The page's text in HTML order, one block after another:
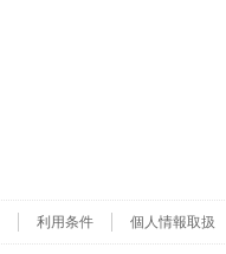
利用条件 個人情報取扱